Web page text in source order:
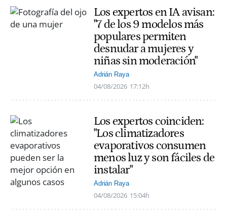
Los expertos en IA avisan:
"7 de los 9 modelos más
populares permiten
desnudar a mujeres y
niñas sin moderación"
Adrián Raya
04/08/2026 17:12h
Los expertos coinciden:
"Los climatizadores
evaporativos consumen
menos luz y son fáciles de
instalar"
Adrián Raya
04/08/2026 15:04h